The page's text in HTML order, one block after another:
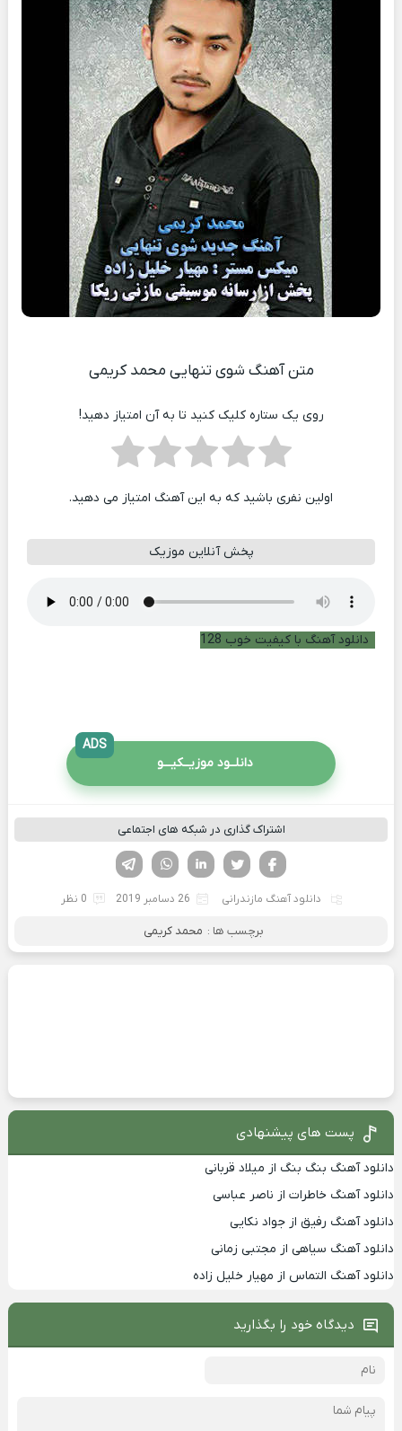
متن آهنگ شوی تنهایی محمد کریمی
روی یک ستاره کلیک کنید تا به آن امتیاز دهید!
اولین نفری باشید که به این آهنگ امتیاز می دهید.
پخش آنلاین موزیک
دانلود آهنگ با کیفیت خوب 128
دانلــود موزیــکیـــو
ADS
اشتراک گذاری در شبکه های اجتماعی
لینکدین تویتر
فیسوک
دانلود آهنگ مازندرانی 26 دسامبر 2019 0 نظر
برچسب ها : محمد کریمی
پست های پیشنهادی
دانلود آهنگ بنگ بنگ از میلاد قربانی
دانلود آهنگ خاطرات از ناصر عباسی
دانلود آهنگ رفیق از جواد نکایی
دانلود آهنگ سیاهی از مجتبی زمانی
دانلود آهنگ التماس از مهیار خلیل زاده
دیدگاه خود را بگذارید